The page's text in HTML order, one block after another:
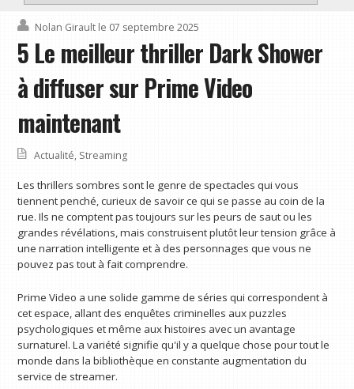
Nolan Girault le 07 septembre 2025
5 Le meilleur thriller Dark Shower
à diffuser sur Prime Video
maintenant
Actualité, Streaming
Les thrillers sombres sont le genre de spectacles qui vous
tiennent penché, curieux de savoir ce qui se passe au coin de la
rue. Ils ne comptent pas toujours sur les peurs de saut ou les
grandes révélations, mais construisent plutôt leur tension grâce à
une narration intelligente et à des personnages que vous ne
pouvez pas tout à fait comprendre.
Prime Video a une solide gamme de séries qui correspondent à
cet espace, allant des enquêtes criminelles aux puzzles
psychologiques et même aux histoires avec un avantage
surnaturel. La variété signifie qu'il y a quelque chose pour tout le
monde dans la bibliothèque en constante augmentation du
service de streamer.